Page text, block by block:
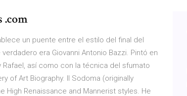
.com
un puente entre el estilo del final del
era Giovanni Antonio Bazzi. Pintó en
así como con la técnica del sfumato
of Art Biography. Il Sodoma (originally
High Renaissance and Mannerist styles. He